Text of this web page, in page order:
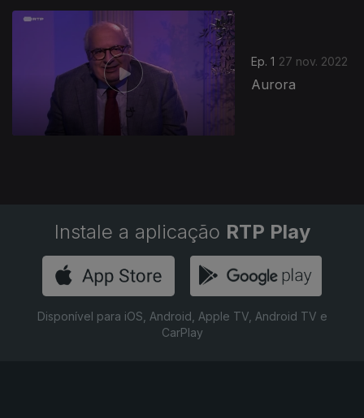
Ep. 1 27 nov. 2022
Aurora
Instale a aplicação RTP Play
Disponível para iOS, Android, Apple TV, Android TV e
CarPlay